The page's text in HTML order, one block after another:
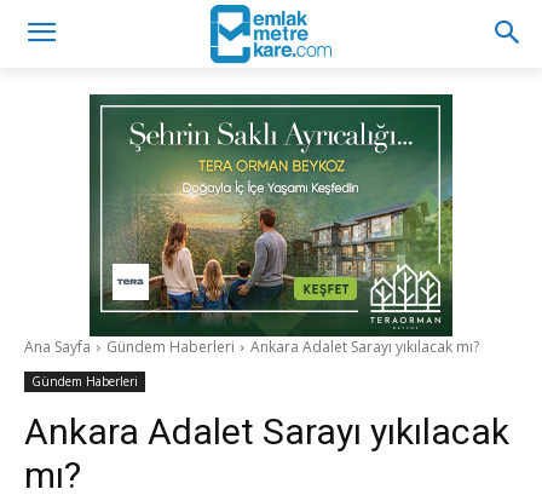
Ana Sayfa Gündem Haberleri Ankara Adalet Sarayı yıkılacak mı?
Gündem Haberleri
Ankara Adalet Sarayı yıkılacak
mı?